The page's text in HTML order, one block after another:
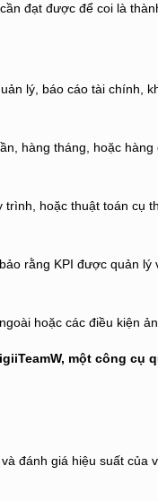
đạt được để coi là
lý, báo cáo tài chính,
hàng tháng, hoặc hàng
hoặc thuật toán cụ
rằng KPI được quản lý
hoặc các điều kiện
, một công cụ
đánh giá hiệu suất của